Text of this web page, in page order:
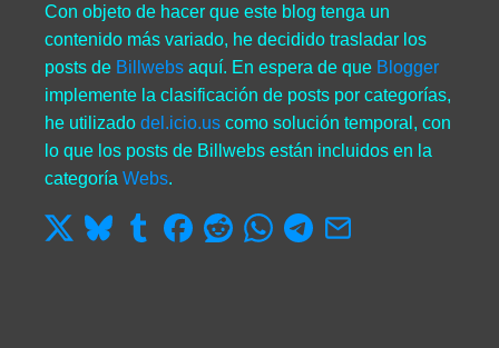
Con objeto de hacer que este blog tenga un
contenido más variado, he decidido trasladar los
posts de Billwebs aquí. En espera de que Blogger
implemente la clasificación de posts por categorías,
he utilizado del.icio.us como solución temporal, con
lo que los posts de Billwebs están incluidos en la
categoría Webs.